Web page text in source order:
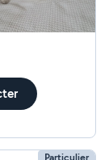
Particulier